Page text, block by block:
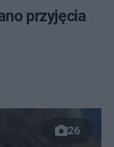
przyjęcia
26